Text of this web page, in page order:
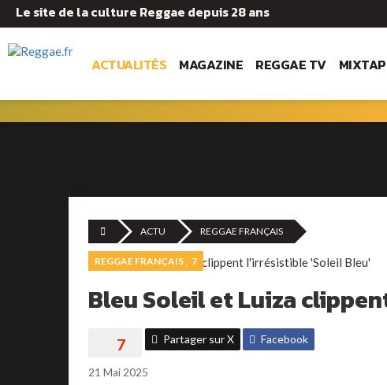
Le site de la culture Reggae depuis 28 ans
ACTUALITÉS MAGAZINE REGGAE TV
ACTU REGGAE FRANÇAIS
REGGAE FRANÇAIS 7
Bleu Soleil et Luiza
Partager sur X Facebook
21 Mai 2025